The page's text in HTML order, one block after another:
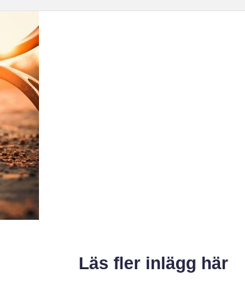
Läs fler inlägg här